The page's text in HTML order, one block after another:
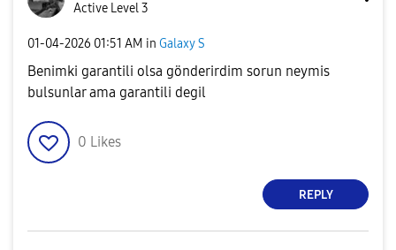
Active Level 3
‎01-04-2026 01:51 AM in Galaxy S
Benimki garantili olsa gönderirdim sorun neymis
bulsunlar ama garantili degil
0 Likes
REPLY